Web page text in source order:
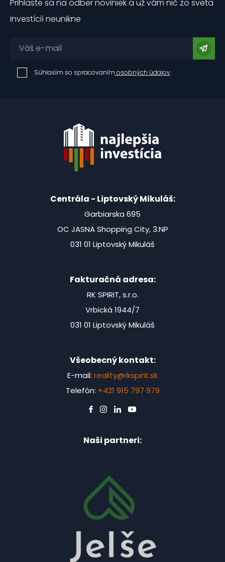
Prihlaste sa na odber noviniek a už vám nič zo sveta
investícií neunikne
Súhlasím so spracovaním osobných údajov.
Centrála - Liptovský Mikuláš:
Garbiarska 695
OC JASNA Shopping City, 3.NP
031 01 Liptovský Mikuláš
Fakturačná adresa:
RK SPIRIT, s.r.o.
Vrbická 1944/7
031 01 Liptovský Mikuláš
Všeobecný kontakt:
E-mail: reality@rkspirit.sk
Telefón: +421 915 797 979
Naši partneri: